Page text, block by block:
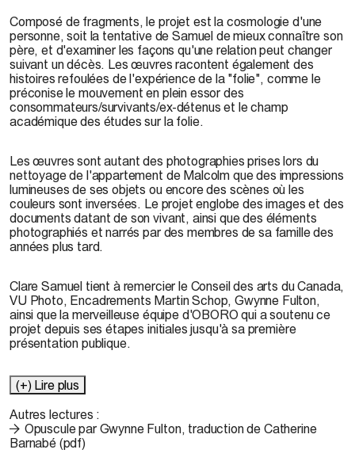
Composé de fragments, le projet est la cosmologie d'une
personne, soit la tentative de Samuel de mieux connaître son
père, et d'examiner les façons qu'une relation peut changer
suivant un décès. Les œuvres racontent également des
histoires refoulées de l'expérience de la "folie", comme le
préconise le mouvement en plein essor des
consommateurs/survivants/ex-détenus et le champ
académique des études sur la folie.
Les œuvres sont autant des photographies prises lors du
nettoyage de l'appartement de Malcolm que des impressions
lumineuses de ses objets ou encore des scènes où les
couleurs sont inversées. Le projet englobe des images et des
documents datant de son vivant, ainsi que des éléments
photographiés et narrés par des membres de sa famille des
années plus tard.
Clare Samuel tient à remercier le Conseil des arts du Canada,
VU Photo, Encadrements Martin Schop, Gwynne Fulton,
ainsi que la merveilleuse équipe d'OBORO qui a soutenu ce
projet depuis ses étapes initiales jusqu'à sa première
présentation publique.
(+) Lire plus
Autres lectures :
Opuscule par Gwynne Fulton, traduction de Catherine
Barnabé (pdf)